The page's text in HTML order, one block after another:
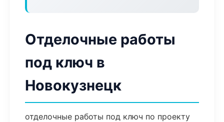
Отделочные работы
под ключ в
Новокузнецк
отделочные работы под ключ по проекту